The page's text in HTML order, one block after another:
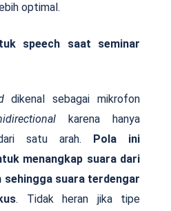
optimal.
speech saat seminar
dikenal sebagai mikrofon
karena hanya
satu arah. Pola ini
menangkap suara dari
sehingga suara terdengar
. Tidak heran jika tipe